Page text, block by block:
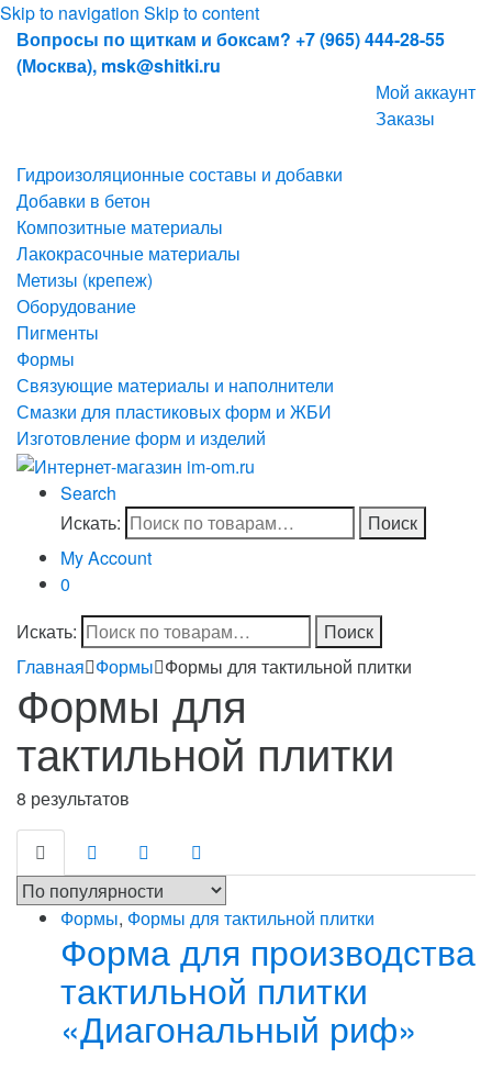
Skip to navigation Skip to content
Вопросы по щиткам и боксам? +7 (965) 444-28-55
(Москва), msk@shitki.ru
Мой аккаунт
Заказы
Гидроизоляционные составы и добавки
Добавки в бетон
Композитные материалы
Лакокрасочные материалы
Метизы (крепеж)
Оборудование
Пигменты
Формы
Связующие материалы и наполнители
Смазки для пластиковых форм и ЖБИ
Изготовление форм и изделий
Search
Искать:
Поиск
My Account
0
Искать:
Поиск
Главная Формы Формы для тактильной плитки
Формы для
тактильной плитки
8 результатов
Формы, Формы для тактильной плитки
Форма для производства
тактильной плитки
«Диагональный риф»